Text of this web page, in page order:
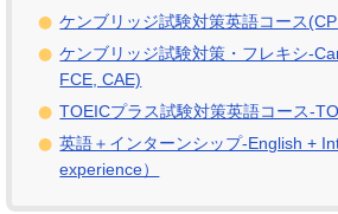
ケンブリッジ試験対策英語コース
ケンブリッジ試験対策・フレキシ-
FCE, CAE)
TOEICプラス試験対策英語コース-
英語＋インターンシップ-English +
experience）